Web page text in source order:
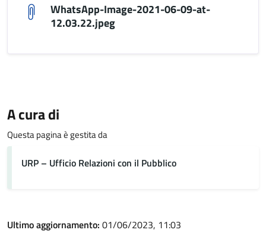
WhatsApp-Image-2021-06-09-at-
12.03.22.jpeg
A cura di
Questa pagina è gestita da
URP – Ufficio Relazioni con il Pubblico
Ultimo aggiornamento: 01/06/2023, 11:03